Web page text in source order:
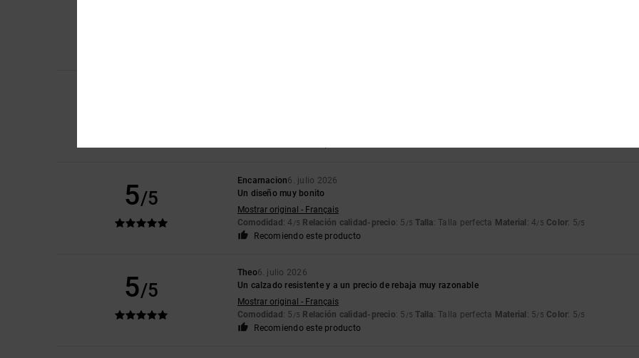
5/5
Encarnacion6. julio 2026
Un diseño muy bonito
Mostrar original - Français
Comodidad: 4 /5 Relación calidad-precio: 5 /5 Talla: Talla perfecta Material : 4/5 Color: 5/5
Recomiendo este producto
5/5
Theo6. julio 2026
Un calzado resistente y a un precio de rebaja muy razonable
Mostrar original - Français
Comodidad: 5 /5 Relación calidad-precio: 5 /5 Talla: Talla perfecta Material : 5/5 Color: 5/5
Recomiendo este producto